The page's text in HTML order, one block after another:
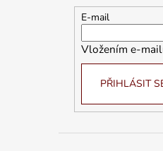
E-mail
Vložením e-
PŘIHLÁSIT